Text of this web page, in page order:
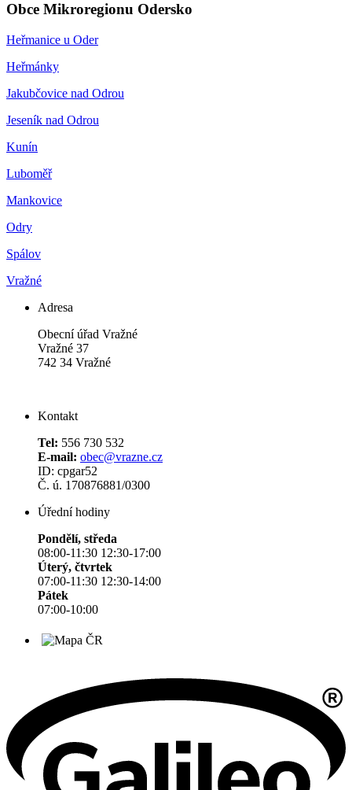
Obce Mikroregionu Odersko
Heřmanice u Oder
Heřmánky
Jakubčovice nad Odrou
Jeseník nad Odrou
Kunín
Luboměř
Mankovice
Odry
Spálov
Vražné
Adresa
Obecní úřad Vražné
Vražné 37
742 34 Vražné
Kontakt
Tel: 556 730 532
E-mail: obec@vrazne.cz
ID: cpgar52
Č. ú. 170876881/0300
Úřední hodiny
Pondělí, středa
08:00-11:30 12:30-17:00
Úterý, čtvrtek
07:00-11:30 12:30-14:00
Pátek
07:00-10:00